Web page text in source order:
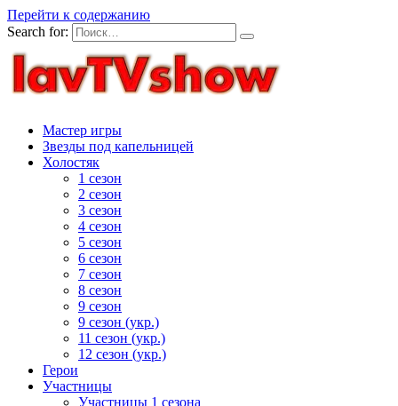
Перейти к содержанию
Search for:
Мастер игры
Звезды под капельницей
Холостяк
1 сезон
2 сезон
3 сезон
4 сезон
5 сезон
6 сезон
7 сезон
8 сезон
9 сезон
9 сезон (укр.)
11 сезон (укр.)
12 сезон (укр.)
Герои
Участницы
Участницы 1 сезона